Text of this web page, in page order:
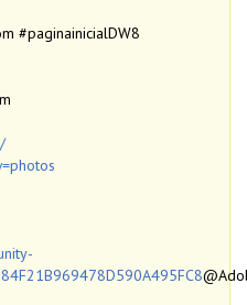
#paginainicialDW8